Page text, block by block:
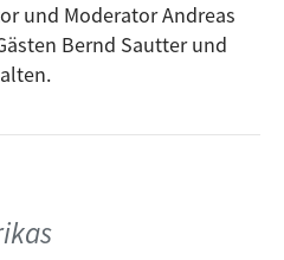
und Moderator Andreas
Bernd Sautter und